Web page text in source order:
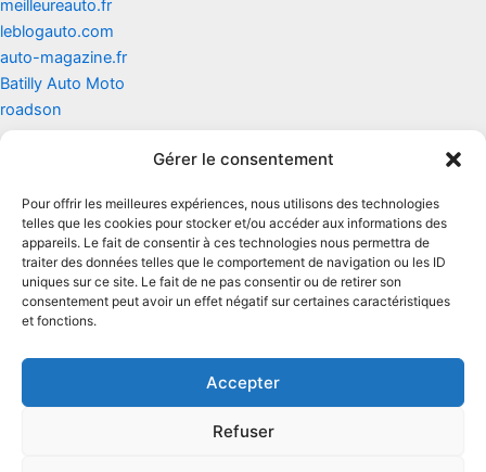
Gérer le consentement
Pour offrir les meilleures expériences, nous utilisons des technologies
telles que les cookies pour stocker et/ou accéder aux informations des
appareils. Le fait de consentir à ces technologies nous permettra de
traiter des données telles que le comportement de navigation ou les ID
uniques sur ce site. Le fait de ne pas consentir ou de retirer son
consentement peut avoir un effet négatif sur certaines caractéristiques
et fonctions.
Accepter
Refuser
meilleureauto.fr
leblogauto.com
auto-magazine.fr
Batilly Auto Moto
roadson
Mentions légales
Conditions générales d'utilisation
Conditions générales de vente
Politique de cookies
Politique de confidentialité